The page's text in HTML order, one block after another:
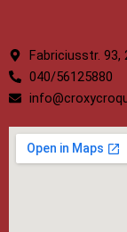
Fabriciusstr. 93,
040/56125880